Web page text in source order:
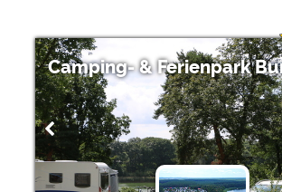
Camping- & Ferienpark